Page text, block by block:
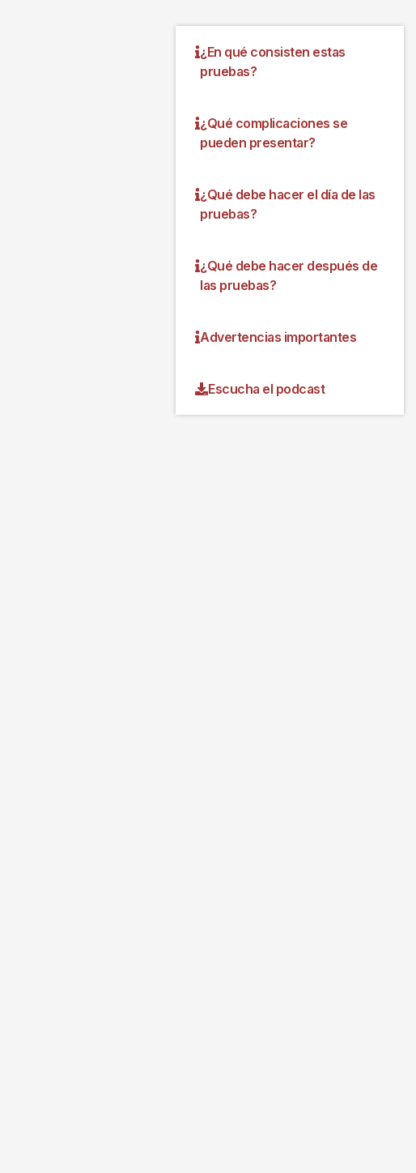
¿En qué consisten estas
pruebas?
¿Qué complicaciones se
pueden presentar?
¿Qué debe hacer el día de las
pruebas?
¿Qué debe hacer después de
las pruebas?
Advertencias importantes
Escucha el podcast